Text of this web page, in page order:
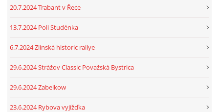
20.7.2024 Trabant v Řece
13.7.2024 Poli Studénka
6.7.2024 Zlínská historic rallye
29.6.2024 Strážov Classic Považská Bystrica
29.6.2024 Zabelkow
23.6.2024 Rybova vyjížďka